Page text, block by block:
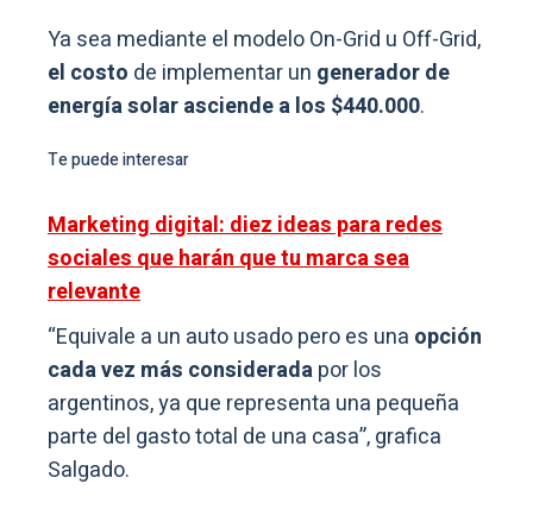
Ya sea mediante el modelo On-Grid u Off-Grid,
el costo de implementar un generador de
energía solar asciende a los $440.000.
Te puede interesar
Marketing digital: diez ideas para redes
sociales que harán que tu marca sea
relevante
“Equivale a un auto usado pero es una opción
cada vez más consideradapor los
argentinos, ya que representa una pequeña
parte del gasto total de una casa”, grafica
Salgado.